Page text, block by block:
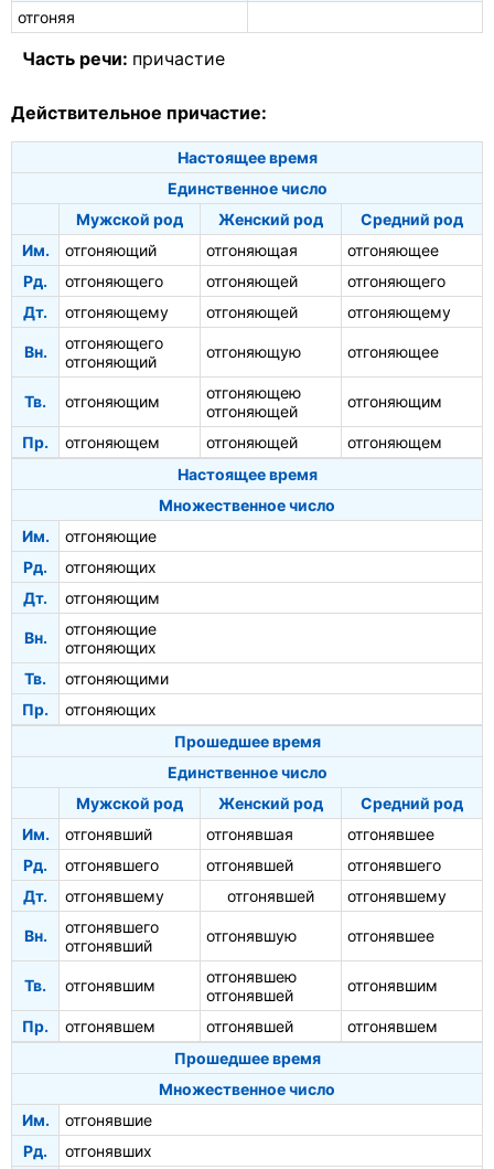
отгоняя
Часть речи: причастие
Действительное причастие:
Настоящее время
Единственное число
Мужской род
Женский род
Средний род
Им.
отгоняющий отгоняющая
отгоняющее
Рд.
отгоняющего отгоняющей
отгоняющего
Дт.
отгоняющему отгоняющей отгоняющему
Вн.
отгоняющего
отгоняющий
отгоняющую отгоняющее
Тв. отгоняющим
отгоняющею
отгоняющей
отгоняющим
Пр. отгоняющем отгоняющей
отгоняющем
Настоящее время
Множественное число
Им.
отгоняющие
Рд.
отгоняющих
Дт.
отгоняющим
Вн.
отгоняющие
отгоняющих
Тв.
отгоняющими
Пр.
отгоняющих
Прошедшее время
Единственное число
Мужской род
Женский род
Средний род
Им.
отгонявший отгонявшая
отгонявшее
Рд.
отгонявшего отгонявшей
отгонявшего
Дт.
отгонявшему отгонявшей отгонявшему
Вн.
отгонявшего
отгонявший
отгонявшую отгонявшее
Тв. отгонявшим
отгонявшею
отгонявшей
отгонявшим
Пр. отгонявшем отгонявшей
отгонявшем
Прошедшее время
Множественное число
Им.
отгонявшие
Рд.
отгонявших